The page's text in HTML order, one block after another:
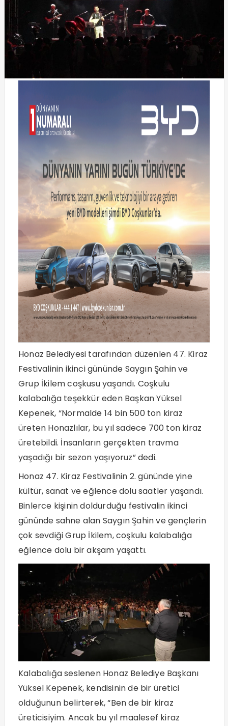
Honaz Belediyesi tarafından düzenlen 47. Kiraz
Festivalinin ikinci gününde Saygın Şahin ve
Grup İkilem coşkusu yaşandı. Coşkulu
kalabalığa teşekkür eden Başkan Yüksel
Kepenek, “Normalde 14 bin 500 ton kiraz
üreten Honazlılar, bu yıl sadece 700 ton kiraz
üretebildi. İnsanların gerçekten travma
yaşadığı bir sezon yaşıyoruz” dedi.
Honaz 47. Kiraz Festivalinin 2. gününde yine
kültür, sanat ve eğlence dolu saatler yaşandı.
Binlerce kişinin doldurduğu festivalin ikinci
gününde sahne alan Saygın Şahin ve gençlerin
çok sevdiği Grup İkilem, coşkulu kalabalığa
eğlence dolu bir akşam yaşattı.
Kalabalığa seslenen Honaz Belediye Başkanı
Yüksel Kepenek, kendisinin de bir üretici
olduğunun belirterek, “Ben de bir kiraz
üreticisiyim. Ancak bu yıl maalesef kiraz